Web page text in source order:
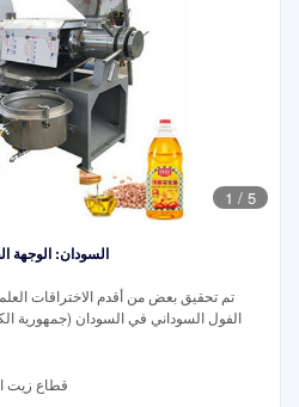
1 / 5
السودان: الوجهة
تم تحقيق بعض من أقدم الاختراقات
الفول السوداني في السودان (جمهورية
قطاع زيت